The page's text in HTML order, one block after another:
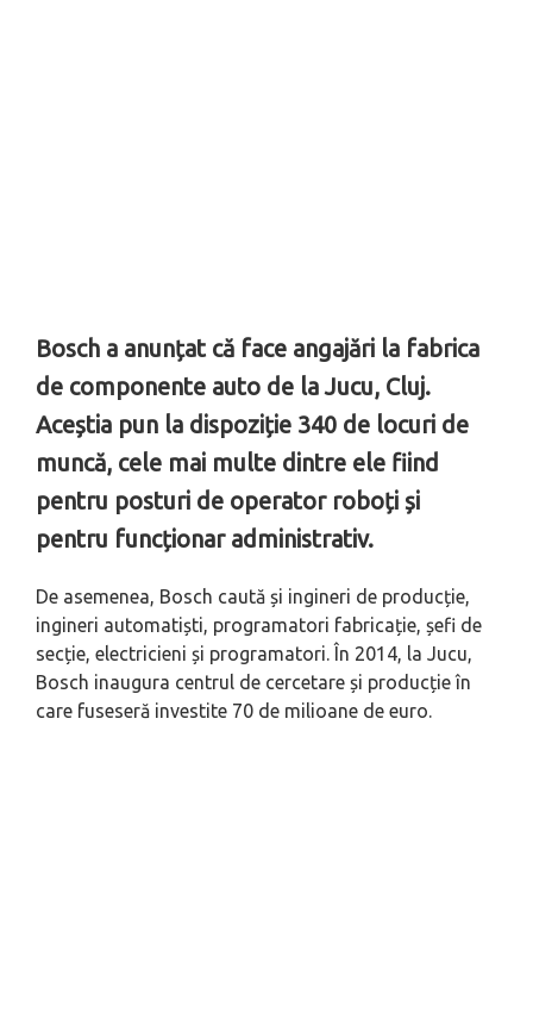
Bosch a anunțat că face angajări la fabrica
de componente auto de la Jucu, Cluj.
Aceștia pun la dispoziție 340 de locuri de
muncă, cele mai multe dintre ele fiind
pentru posturi de operator roboți și
pentru funcționar administrativ.
De asemenea, Bosch caută și ingineri de producție,
ingineri automatiști, programatori fabricație, șefi de
secție, electricieni și programatori. În 2014, la Jucu,
Bosch inaugura centrul de cercetare și producție în
care fuseseră investite 70 de milioane de euro.